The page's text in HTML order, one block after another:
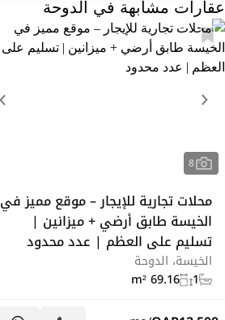
عقارات مشابهة في الدوحة
8
محلات تجارية للإيجار – موقع مميز في
الخيسة طابق أرضي + ميزانين |
تسليم على العظم | عدد محدود
الخيسة، الدوحة
1
69.16 m²